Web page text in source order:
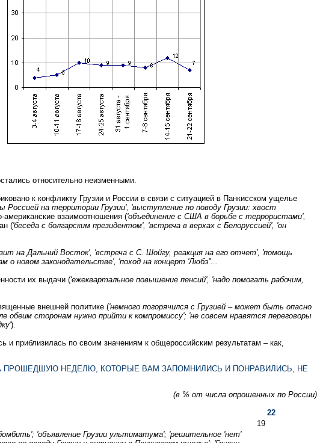
относительно неизменными.
к конфликту Грузии и России в связи с ситуацией в Панкисском ущелье
Россией на территории Грузии', 'выступление по поводу Грузии: хвост
взаимоотношения ('объединение с США в борьбе с террористами',
('беседа с болгарским президентом', 'встреча в верхах с Белоруссией', 'он
на Дальний Восток', 'встреча с С. Шойгу, реакция на его отчет', 'помощь
новом законодательстве', 'поход на концерт 'Любэ''...
их выдачи ('ежеквартальное повышение пенсий', 'надо помогать рабочим,
внешней политике ('немного погорячился с Грузией – может быть опасно
обеим сторонам нужно прийти к компромиссу'; 'не совсем нравятся переговоры
).
приблизилась по своим значениям к общероссийским результатам – как,
ПРОШЕДШУЮ НЕДЕЛЮ, КОТОРЫЕ ВАМ ЗАПОМНИЛИСЬ И ПОНРАВИЛИСЬ, НЕ
(в % от числа опрошенных по России)
22
19
'объявление Грузии ультиматума'; 'решительное 'нет'